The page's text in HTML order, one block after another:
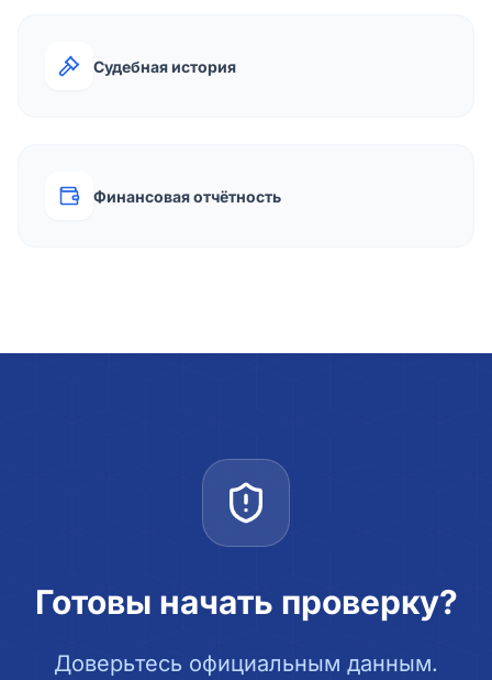
Судебная история
Финансовая отчётность
Готовы начать проверку?
Доверьтесь официальным данным.